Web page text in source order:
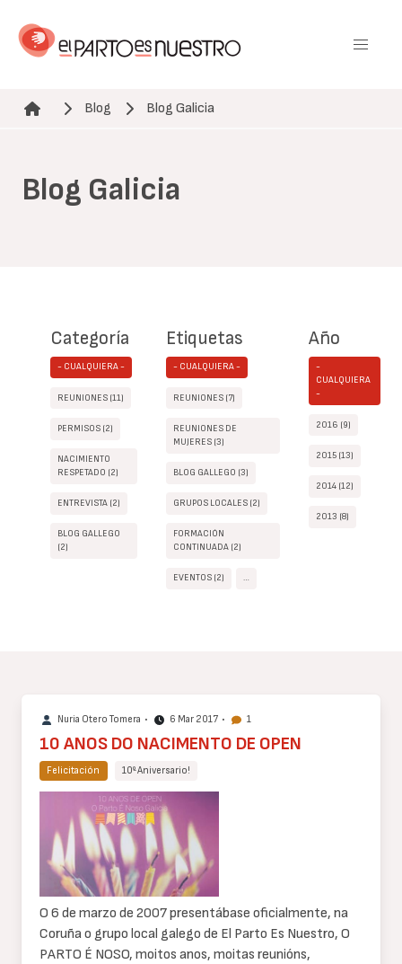
contenido
Ruta de navegación
Blog Blog Galicia
Blog Galicia
Categoría
- CUALQUIERA -
REUNIONES (11)
PERMISOS (2)
NACIMIENTO
RESPETADO (2)
ENTREVISTA (2)
BLOG GALLEGO
(2)
Etiquetas
- CUALQUIERA -
REUNIONES (7)
REUNIONES DE
MUJERES (3)
BLOG GALLEGO (3)
GRUPOS LOCALES (2)
FORMACIÓN
CONTINUADA (2)
EVENTOS (2) …
Año
-
CUALQUIERA
-
2016 (9)
2015 (13)
2014 (12)
2013 (8)
Nuria Otero Tomera • 6 Mar 2017 • 1
10 ANOS DO NACIMENTO DE OPEN
Felicitación 10º Aniversario!
texto
O 6 de marzo de 2007 presentábase oficialmente, na
Coruña o grupo local galego de El Parto Es Nuestro, O
PARTO É NOSO, moitos anos, moitas reunións,